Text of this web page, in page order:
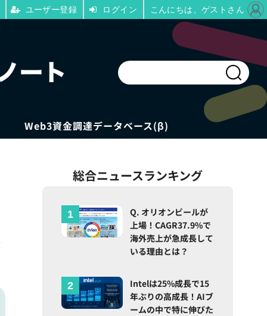
Web3資金調達データベース(β)
総合ニュースランキング
Q. オリオンビールが
上場！CAGR37.9%で
海外売上が急成長して
いる理由とは？
Intelは25%成長で15
年ぶりの高成長！AIブ
ームの中で特に伸びた
ユーザー登録 ログイン こんにちは、ゲストさん